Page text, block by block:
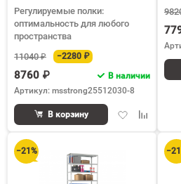
Регулируемые полки:
оптимальность для любого
пространства
11040 ₽
−2280 ₽
8760 ₽
В наличии
Артикул: msstrong25512030-8
ДобавитьДобавить
В корзину
−21%